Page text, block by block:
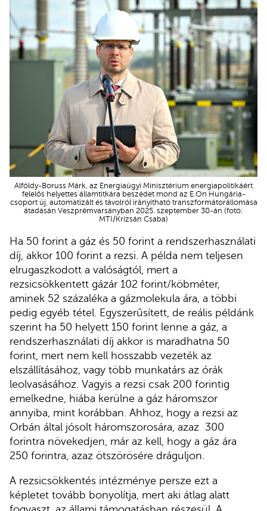
Alföldy-Boruss Márk, az Energiaügyi Minisztérium energiapolitikáért
felelős helyettes államtitkára beszédet mond az E.On Hungária-
csoport új, automatizált és távolról irányítható transzformátorállomása
átadásán Veszprémvarsányban 2025. szeptember 30-án (fotó:
MTI/Krizsán Csaba)
Ha 50 forint a gáz és 50 forint a rendszerhasználati
díj, akkor 100 forint a rezsi. A példa nem teljesen
elrugaszkodott a valóságtól, mert a
rezsicsökkentett gázár 102 forint/köbméter,
aminek 52 százaléka a gázmolekula ára, a többi
pedig egyéb tétel. Egyszerűsített, de reális példánk
szerint ha 50 helyett 150 forint lenne a gáz, a
rendszerhasználati díj akkor is maradhatna 50
forint, mert nem kell hosszabb vezeték az
elszállításához, vagy több munkatárs az órák
leolvasásához. Vagyis a rezsi csak 200 forintig
emelkedne, hiába kerülne a gáz háromszor
annyiba, mint korábban. Ahhoz, hogy a rezsi az
Orbán által jósolt háromszorosára, azaz 300
forintra növekedjen, már az kell, hogy a gáz ára
250 forintra, azaz ötszörösére dráguljon.
A rezsicsökkentés intézménye persze ezt a
képletet tovább bonyolítja, mert aki átlag alatt